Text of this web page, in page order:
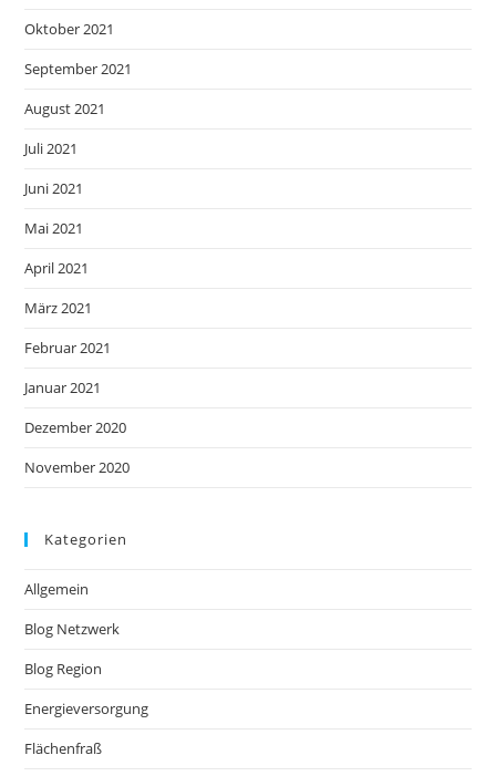
Oktober 2021
September 2021
August 2021
Juli 2021
Juni 2021
Mai 2021
April 2021
März 2021
Februar 2021
Januar 2021
Dezember 2020
November 2020
Kategorien
Allgemein
Blog Netzwerk
Blog Region
Energieversorgung
Flächenfraß